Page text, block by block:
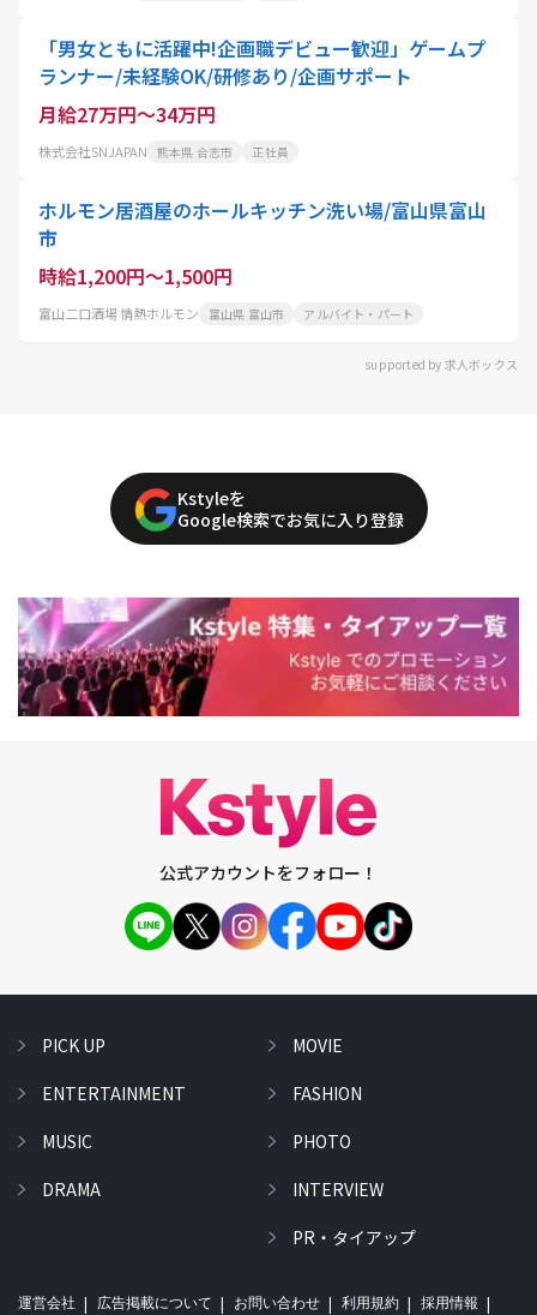
「男女ともに活躍中!企画職デビュー歓迎」ゲームプ
ランナー/未経験OK/研修あり/企画サポート
月給27万円～34万円
株式会社SNJAPAN 熊本県 合志市 正社員
ホルモン居酒屋のホールキッチン洗い場/富山県富山
市
時給1,200円～1,500円
富山二口酒場 情熱ホルモン 富山県 富山市 アルバイト・パート
supported by 求人ボックス
Kstyleを
Google検索でお気に入り登録
公式アカウントをフォロー！
PICK UP
ENTERTAINMENT
MUSIC
DRAMA
MOVIE
FASHION
PHOTO
INTERVIEW
PR・タイアップ
運営会社 広告掲載について お問い合わせ 利用規約 採用情報